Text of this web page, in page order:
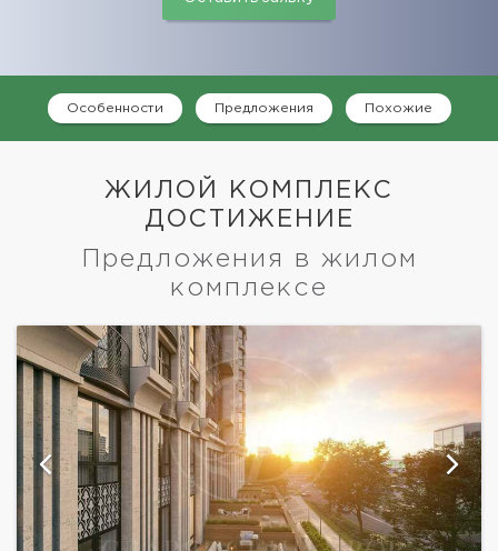
Особенности Предложения Похожие
ЖИЛОЙ КОМПЛЕКС
ДОСТИЖЕНИЕ
Предложения в жилом
комплексе